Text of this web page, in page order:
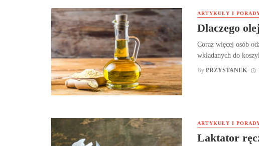
ARTYKUŁY I
Dlaczego
Coraz więcej osób
wkładanych do
By PRZYSTANEK
ARTYKUŁY I
Laktator